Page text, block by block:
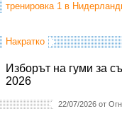
тренировка 1 в
Накратко
Изборът на гуми за
2026
22/07/2026 от